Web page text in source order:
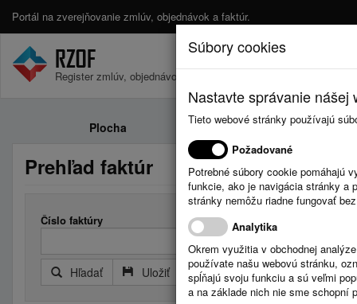
Portál na zverejňovanie zmlúv, objednávok a faktúr.
Register zmlúv, objednávok a faktúr.
Plocha Zmluvy
Prehľad faktúr
Číslo faktúry
Hľadať Uložiť Reset Rozšírený filter
Súbory cookies
Nastavte správanie
Tieto webové stránky používajú
Požadované
Potrebné súbory cookie pomáhajú
funkcie, ako je navigácia stránky a
stránky nemôžu riadne fungovať
Analytika
Okrem využitia v obchodnej
používate našu webovú stránku,
spĺňajú svoju funkciu a sú veľmi
a na základe nich nie sme schopní